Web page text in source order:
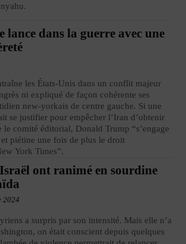
lance dans la guerre avec une
les États-Unis dans un conflit majeur
ni expliqué de façon cohérente ses
new-yorkais de centre gauche. Si une
se justifier pour empêcher l’Iran d’obtenir
le comité éditorial, Donald Trump “s’engage
piétine une fois de plus le droit
York Times”.
ont ranimé en sourdine
2024
a surpris par son intensité. Mais elle n’a
on était conscient depuis quelques